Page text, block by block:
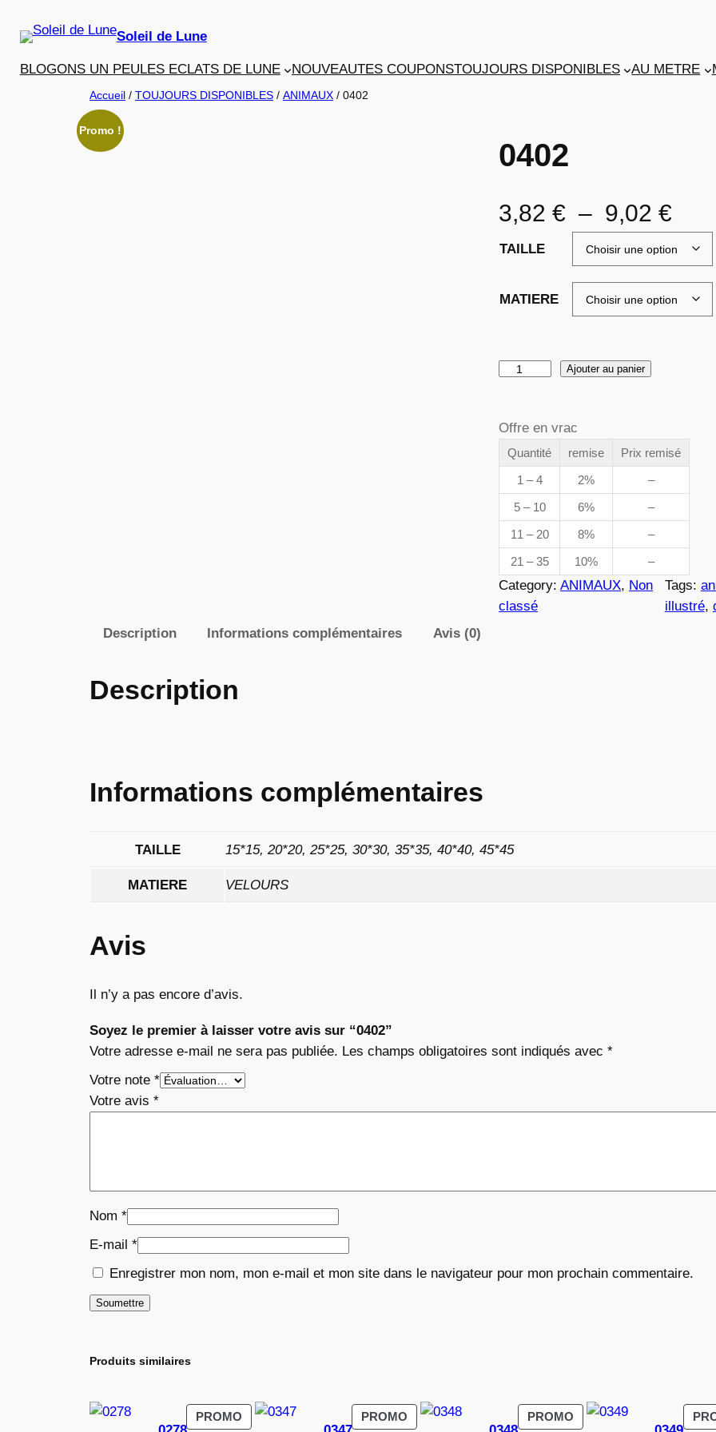
Soleil de Lune
BLOGONS UN PEU LES ECLATS DE LUNE NOUVEAUTES COUPONSTOUJOURS DISPONIBLES AU METRE
Accueil / TOUJOURS DISPONIBLES / ANIMAUX / 0402
Promo !
0402
3,82 € – 9,02 €P
l
a
g
p
r
x
€
à
€
TAILLE
MATIERE
n
t
0
Ajouter au panier
Offre en vrac
Quantité remise
Prix remisé
1 – 4
2%
–
5 – 10
6%
–
11 – 20
8%
–
21 – 35
10% –
Category: ANIMAUX, Non
classé
Tags:
illustré,
Description
Informations complémentaires Avis (0)
Description
Informations complémentaires
TAILLE 15*15, 20*20, 25*25, 30*30, 35*35, 40*40, 45*45
MATIERE VELOURS
Avis
Il n’y a pas encore d’avis.
Soyez le premier à laisser votre avis sur “0402”
Votre adresse e-mail ne sera pas publiée. Les champs obligatoires sont indiqués avec *
Votre note *
Votre avis *
Nom *
E-mail *
Enregistrer mon nom, mon e-mail et mon site dans le navigateur pour mon prochain commentaire.
Produits similaires
PROMO PRODUIT
PROMO PRODUIT
PROMOPRODUIT